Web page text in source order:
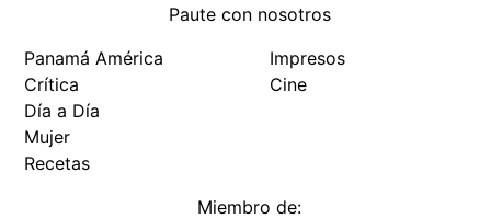
Paute con nosotros
Panamá América
Crítica
Día a Día
Mujer
Recetas
Impresos
Cine
Miembro de: